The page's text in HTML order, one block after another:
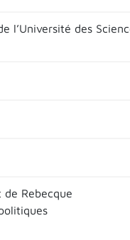
l’Université des
de Rebecque